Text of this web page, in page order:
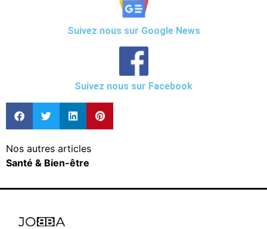
Suivez nous sur Google News
Suivez nous sur Facebook
Nos autres articles
Santé & Bien-être